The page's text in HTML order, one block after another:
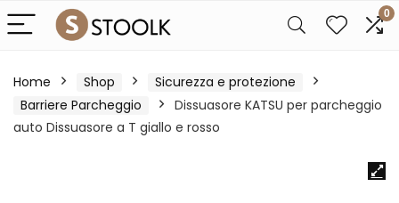
0
Home Shop
Sicurezza e protezione
Barriere Parcheggio
Dissuasore KATSU per parcheggio
auto Dissuasore a T giallo e rosso